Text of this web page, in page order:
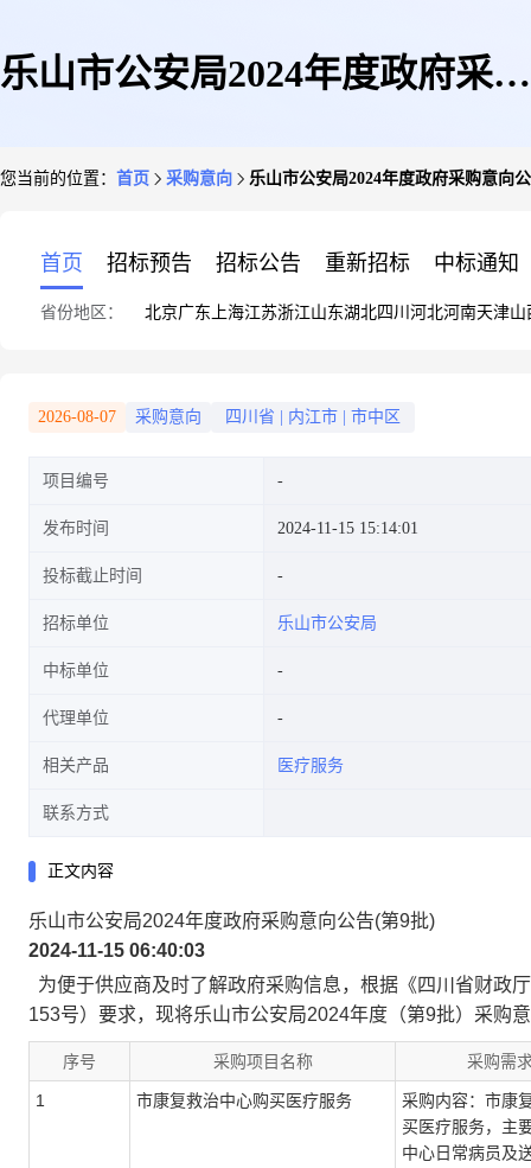
乐山市公安局2024年度政府采购
您当前的位置： 首页 采购意向 乐山市公安局2024年度政府采购意向
首页 招标预告 招标公告 重新招标 中标通知
省份地区： 北京广东 上海江苏浙江山东湖北四川 河北河南天津山
2026-08-07 采购意向 四川省 内江市 市中区
项目编号
发布时间 2024-11-15 15:14:01
投标截止时间
招标单位 乐山市公安局
中标单位
代理单位
相关产品 医疗服务
联系方式
正文内容
乐山市公安局2024年度政府采购意向公告(第9批)
2024-11-15 06:40:03
为便于供应商及时了解政府采购信息，根据《四川省财政
153号）要求，现将乐山市公安局2024年度（第9批）采购
序号 采购项目名称 采购需
1 市康复救治中心购买医疗服务
采购内容：市康
买医疗服务，主
中心日常病员及